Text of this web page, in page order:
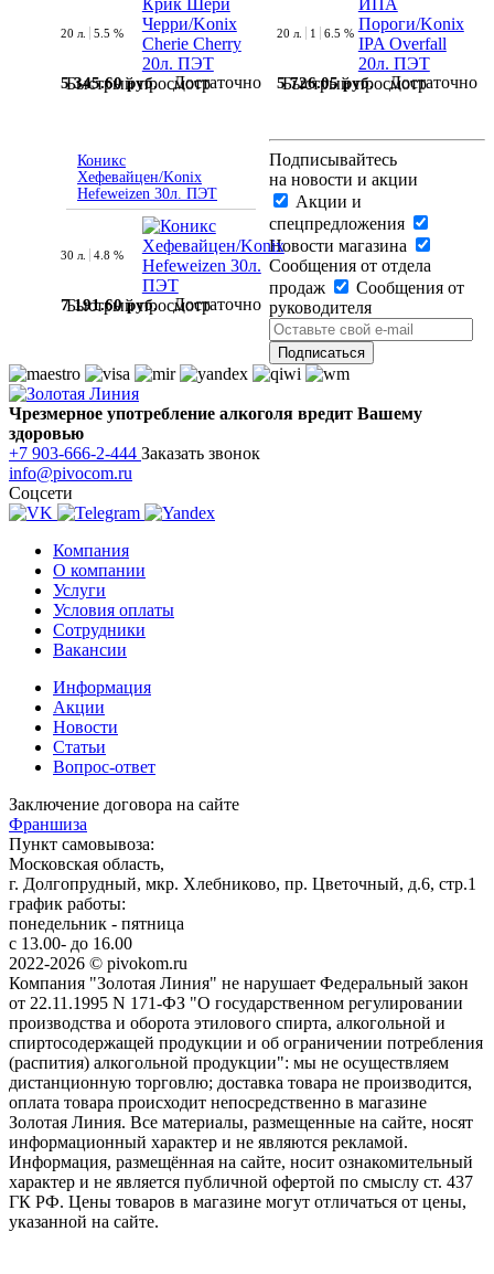
Быстрый просмотр
20 л. 5.5 %
5 345.60 руб. Достаточно Быстрый просмотр
20 л. 1 6.5 %
5 726.05 руб. Достаточно
Коникс
Хефевайцен/Konix
Hefeweizen 30л. ПЭТ
Быстрый просмотр
30 л. 4.8 %
7 191.60 руб. Достаточно
Подписывайтесь
на новости и акции
Акции и
спецпредложения
Новости магазина
Сообщения от отдела
продаж
Сообщения от
руководителя
Чрезмерное употребление алкоголя вредит Вашему
здоровью
+7 903-666-2-444 Заказать звонок
info@pivocom.ru
Соцсети
Компания
О компании
Услуги
Условия оплаты
Сотрудники
Вакансии
Информация
Акции
Новости
Статьи
Вопрос-ответ
Заключение договора на сайте
Франшиза
Пункт самовывоза:
Московская область,
г. Долгопрудный, мкр. Хлебниково, пр. Цветочный, д.6, стр.1
график работы:
понедельник - пятница
с 13.00- до 16.00
2022-2026 © pivokom.ru
Компания "Золотая Линия" не нарушает Федеральный закон
от 22.11.1995 N 171-ФЗ "О государственном регулировании
производства и оборота этилового спирта, алкогольной и
спиртосодержащей продукции и об ограничении потребления
(распития) алкогольной продукции": мы не осуществляем
дистанционную торговлю; доставка товара не производится,
оплата товара происходит непосредственно в магазине
Золотая Линия. Все материалы, размещенные на сайте, носят
информационный характер и не являются рекламой.
Информация, размещённая на сайте, носит ознакомительный
характер и не является публичной офертой по смыслу ст. 437
ГК РФ. Цены товаров в магазине могут отличаться от цены,
указанной на сайте.